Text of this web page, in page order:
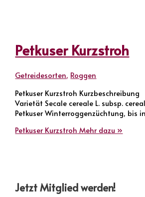
Petkuser Kurzstroh
Getreidesorten, Roggen
Petkuser Kurzstroh
Varietät Secale cereale L. subsp.
Petkuser Winterroggenzüchtung, bis
Petkuser Kurzstroh Mehr dazu »
Jetzt Mitglied werden!